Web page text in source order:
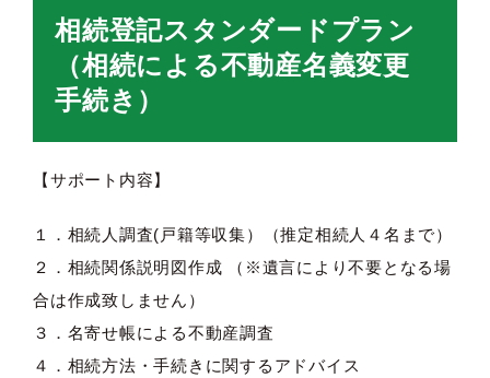
相続登記スタンダードプラン
（相続による不動産名義変更
手続き）
【サポート内容】
１．相続人調査(戸籍等収集）（推定相続人４名まで）
２．相続関係説明図作成 （※遺言により不要となる場
合は作成致しません）
３．名寄せ帳による不動産調査
４．相続方法・手続きに関するアドバイス